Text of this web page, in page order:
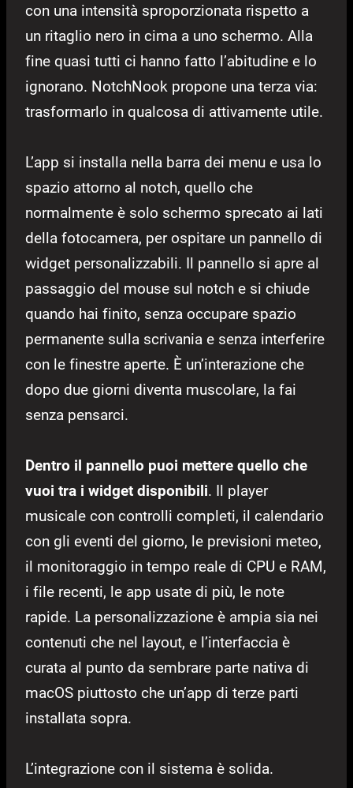
con una intensità sproporzionata rispetto a
un ritaglio nero in cima a uno schermo. Alla
fine quasi tutti ci hanno fatto l’abitudine e lo
ignorano. NotchNook propone una terza via:
trasformarlo in qualcosa di attivamente utile.
L’app si installa nella barra dei menu e usa lo
spazio attorno al notch, quello che
normalmente è solo schermo sprecato ai lati
della fotocamera, per ospitare un pannello di
widget personalizzabili. Il pannello si apre al
passaggio del mouse sul notch e si chiude
quando hai finito, senza occupare spazio
permanente sulla scrivania e senza interferire
con le finestre aperte. È un’interazione che
dopo due giorni diventa muscolare, la fai
senza pensarci.
Dentro il pannello puoi mettere quello che
vuoi tra i widget disponibili. Il player
musicale con controlli completi, il calendario
con gli eventi del giorno, le previsioni meteo,
il monitoraggio in tempo reale di CPU e RAM,
i file recenti, le app usate di più, le note
rapide. La personalizzazione è ampia sia nei
contenuti che nel layout, e l’interfaccia è
curata al punto da sembrare parte nativa di
macOS piuttosto che un’app di terze parti
installata sopra.
L’integrazione con il sistema è solida.